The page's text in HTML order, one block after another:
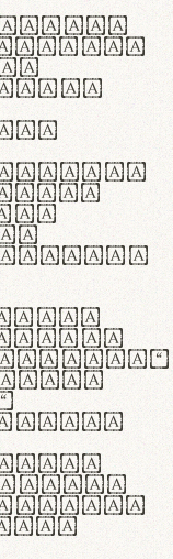
elit.
primis
et
Duis
eu